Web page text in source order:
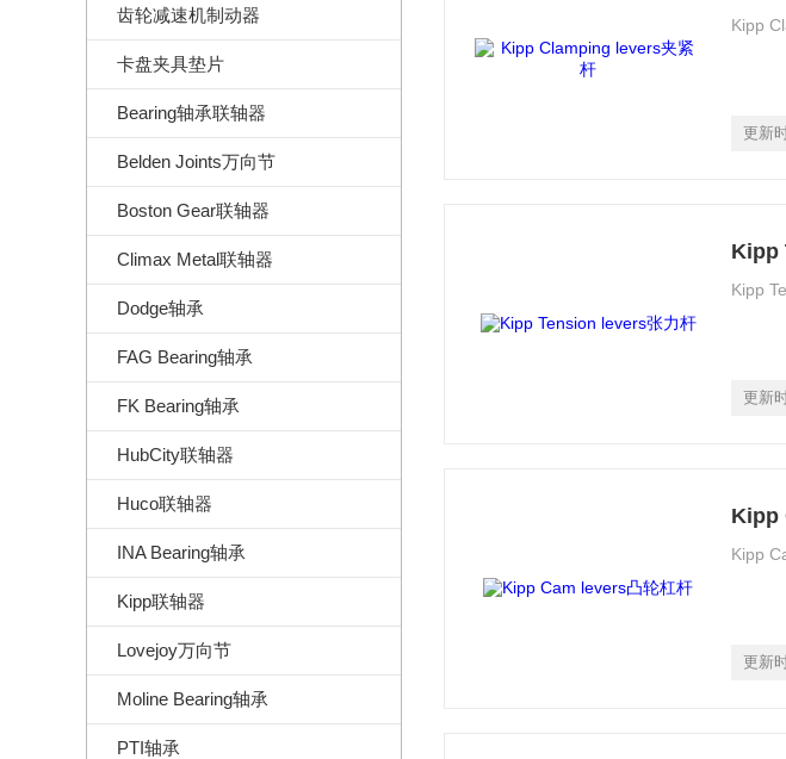
齿轮减速机制动器
卡盘夹具垫片
Bearing轴承联轴器
Belden Joints万向节
Boston Gear联轴器
Climax Metal联轴器
Dodge轴承
FAG Bearing轴承
FK Bearing轴承
HubCity联轴器
Huco联轴器
INA Bearing轴承
Kipp联轴器
Lovejoy万向节
Moline Bearing轴承
PTI轴承
Kipp
更新
Kipp
Kipp
更新
Kipp
Kipp
更新